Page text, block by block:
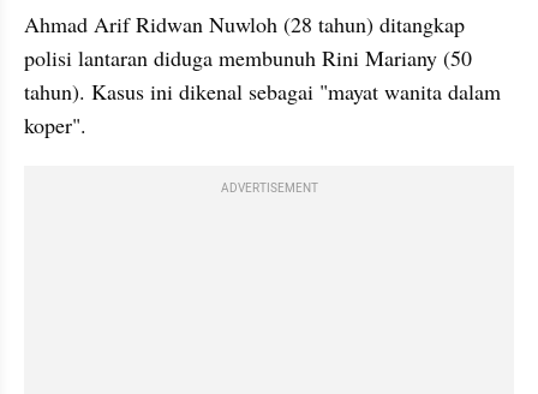
Ahmad Arif Ridwan Nuwloh (28 tahun) ditangkap
polisi lantaran diduga membunuh Rini Mariany (50
tahun). Kasus ini dikenal sebagai "mayat wanita dalam
koper".
ADVERTISEMENT